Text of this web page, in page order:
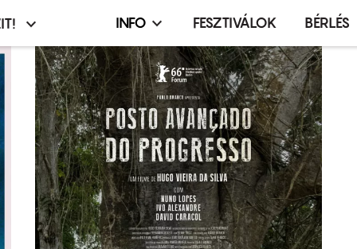
Infó,
esemény,
terembérlés
menü
INFO FESZTIVÁLOK BÉRLÉS